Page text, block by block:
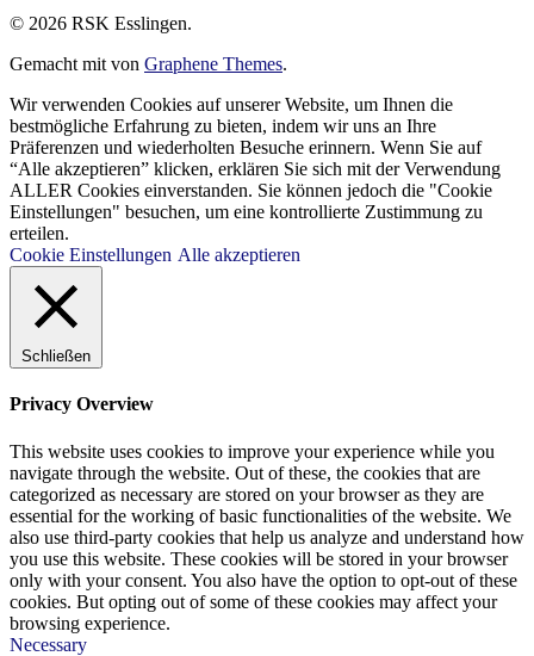
© 2026 RSK Esslingen.
Gemacht mit von Graphene Themes.
Wir verwenden Cookies auf unserer Website, um Ihnen die
bestmögliche Erfahrung zu bieten, indem wir uns an Ihre
Präferenzen und wiederholten Besuche erinnern. Wenn Sie auf
“Alle akzeptieren” klicken, erklären Sie sich mit der Verwendung
ALLER Cookies einverstanden. Sie können jedoch die "Cookie
Einstellungen" besuchen, um eine kontrollierte Zustimmung zu
erteilen.
Cookie Einstellungen Alle akzeptieren
Schließen
Privacy Overview
This website uses cookies to improve your experience while you
navigate through the website. Out of these, the cookies that are
categorized as necessary are stored on your browser as they are
essential for the working of basic functionalities of the website. We
also use third-party cookies that help us analyze and understand how
you use this website. These cookies will be stored in your browser
only with your consent. You also have the option to opt-out of these
cookies. But opting out of some of these cookies may affect your
browsing experience.
Necessary